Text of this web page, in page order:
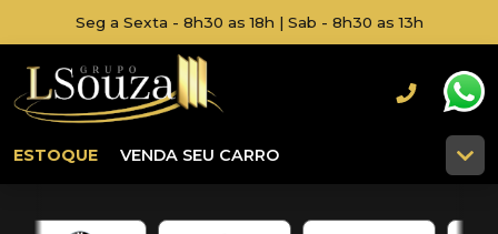
Seg a Sexta - 8h30 as 18h | Sab - 8h30 as 13h
ESTOQUE VENDA SEU CARRO